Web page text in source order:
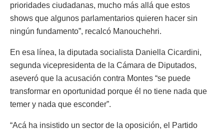
prioridades ciudadanas, mucho más allá que estos
shows que algunos parlamentarios quieren hacer sin
ningún fundamento”, recalcó Manouchehri.
En esa línea, la diputada socialista Daniella Cicardini,
segunda vicepresidenta de la Cámara de Diputados,
aseveró que la acusación contra Montes “se puede
transformar en oportunidad porque él no tiene nada que
temer y nada que esconder”.
“Acá ha insistido un sector de la oposición, el Partido